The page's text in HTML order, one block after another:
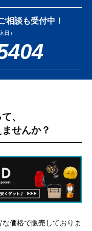
相談も受付中！
日）
、
せんか？
価格で販売しておりま